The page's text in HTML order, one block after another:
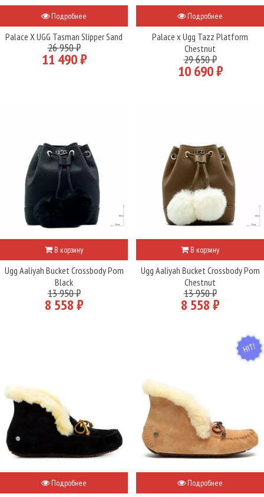
Подробнее
Palace X UGG Tasman Slipper Sand
26 950 ₽
11 490 ₽
Подробнее
Palace x Ugg Tazz Platform
Chestnut
29 650 ₽
10 690 ₽
В корзину
Ugg Aaliyah Bucket Crossbody Pom
Black
13 950 ₽
8 558 ₽
В корзину
Ugg Aaliyah Bucket Crossbody Pom
Chestnut
13 950 ₽
8 558 ₽
Подробнее
HIT
Подробнее